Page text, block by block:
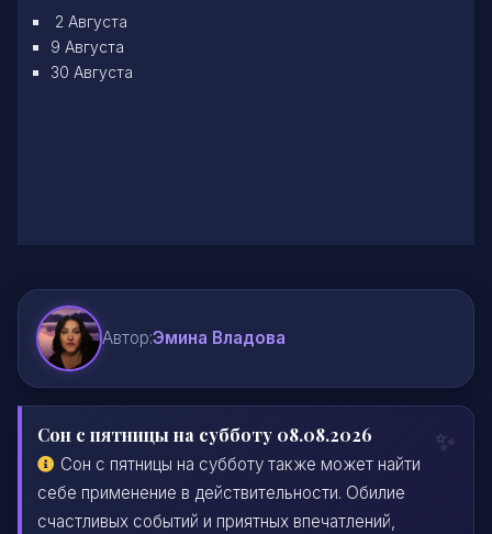
2 Августа
9 Августа
30 Августа
Автор:Эмина Владова
Сон с пятницы на субботу 08.08.2026
Сон с пятницы на субботу также может найти
себе применение в действительности. Обилие
счастливых событий и приятных впечатлений,